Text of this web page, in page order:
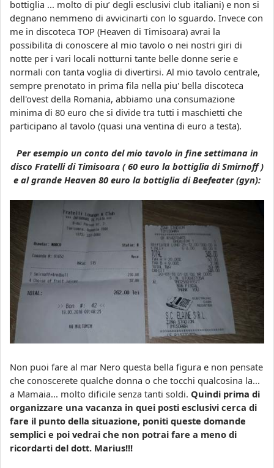
bottiglia ... molto di piu’ degli esclusivi club italiani) e non si
degnano nemmeno di avvicinarti con lo sguardo. Invece con
me in discoteca TOP (Heaven di Timisoara) avrai la
possibilita di conoscere al mio tavolo o nei nostri giri di
notte per i vari locali notturni tante belle donne serie e
normali con tanta voglia di divertirsi. Al mio tavolo centrale,
sempre prenotato in prima fila nella piu' bella discoteca
dell'ovest della Romania, abbiamo una consumazione
minima di 80 euro che si divide tra tutti i maschietti che
participano al tavolo (quasi una ventina di euro a testa).
Per esempio un conto del mio tavolo in fine settimana in
disco Fratelli di Timisoara ( 60 euro la bottiglia di Smirnoff )
e al grande Heaven 80 euro la bottiglia di Beefeater (gyn):
Non puoi fare al mar Nero questa bella figura e non pensate
che conoscerete qualche donna o che tocchi qualcosina la...
a Mamaia... molto dificile senza tanti soldi. Quindi prima di
organizzare una vacanza in quei posti esclusivi cerca di
fare il punto della situazione, poniti queste domande
semplici e poi vedrai che non potrai fare a meno di
ricordarti del dott. Marius!!!